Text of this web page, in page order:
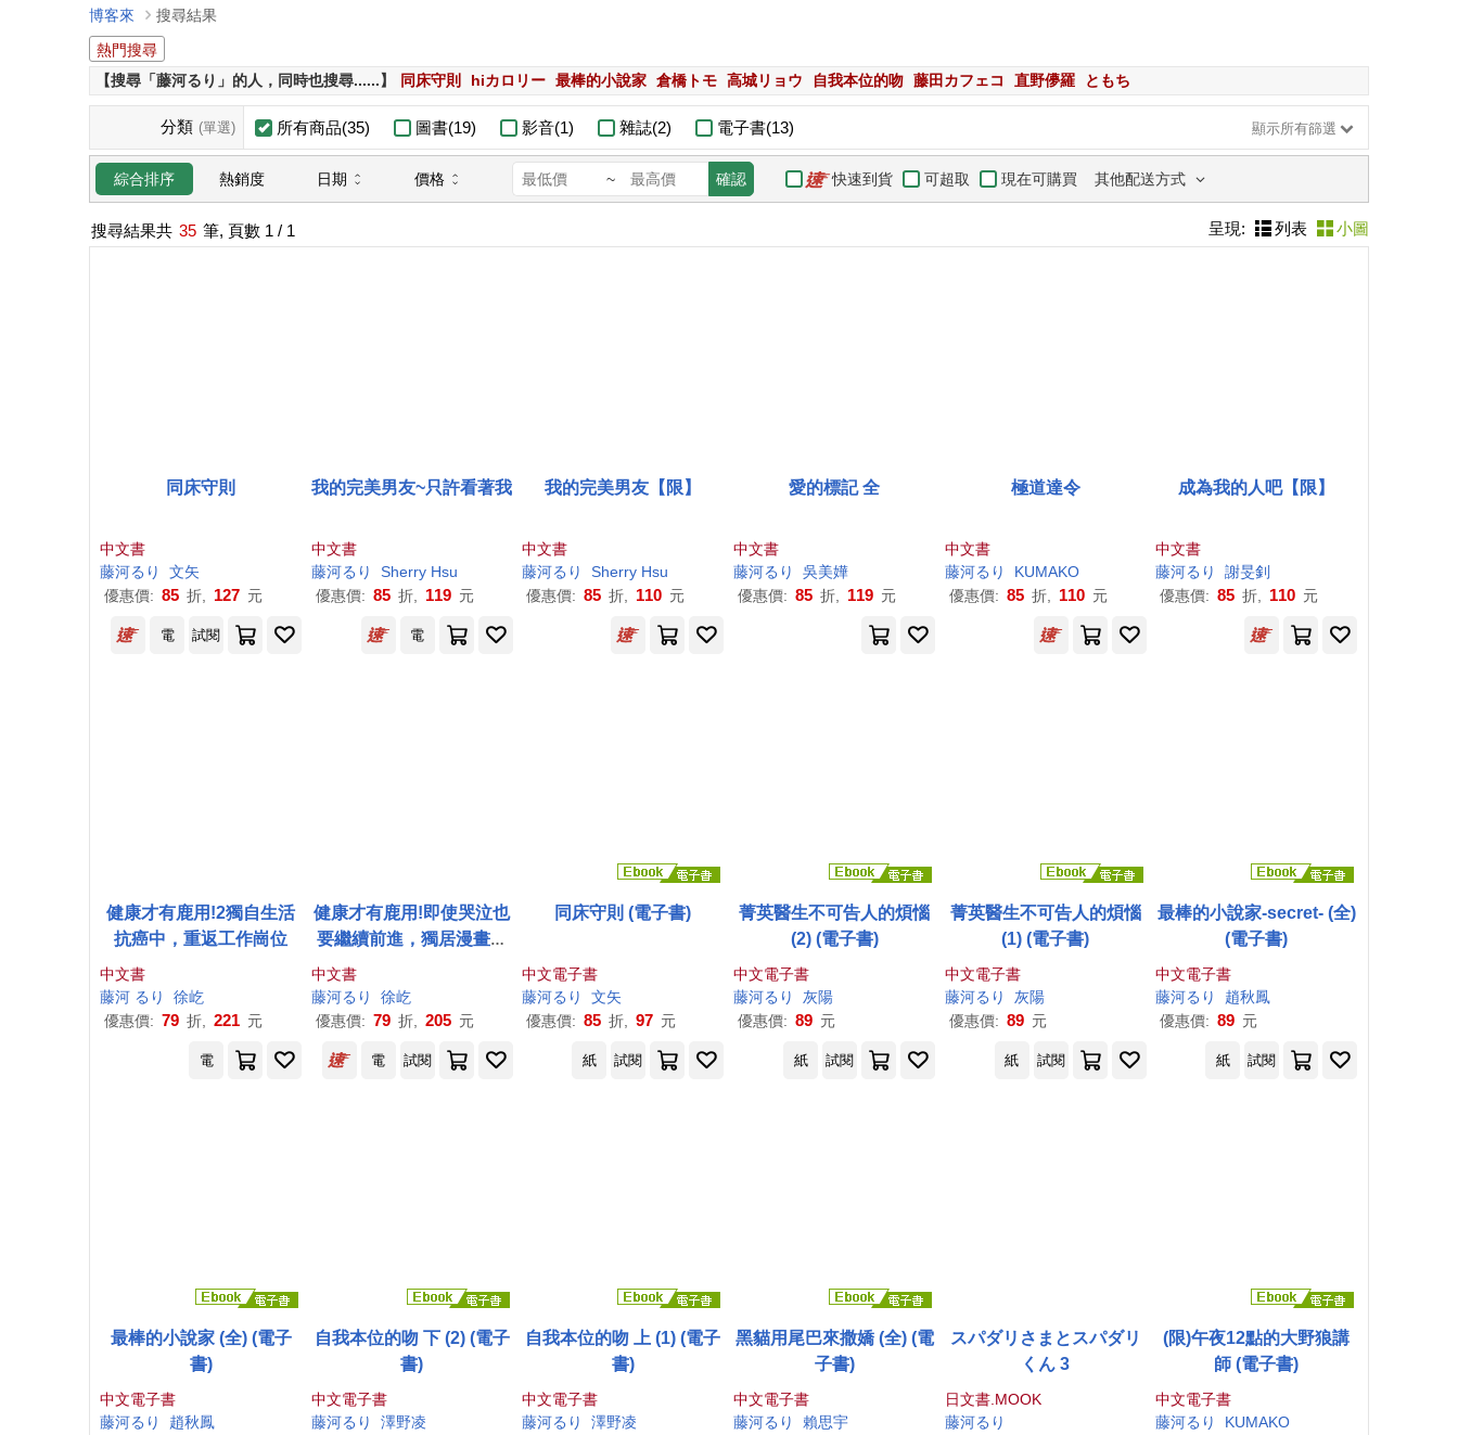
博客來
搜尋結果
熱門搜尋
【搜尋「藤河るり」的人，同時也搜尋......】
同床守則 hiカロリー 最棒的小說家 倉橋トモ 高城リョウ 自我本位的吻 藤田カフェコ 直野儚羅 ともち
分類 (單選) 所有商品(35) 圖書(19) 影音(1) 雜誌(2) 電子書(13) 顯示所有篩選
綜合排序 熱銷度 日期 價格 ~ 確認 快速到貨 可超取 現在可購買 其他配送方式
搜尋結果共 35 筆, 頁數 1 / 1 呈現: 列表 小圖
同床守則
中文書
藤河る り
文矢
優惠價: 85 折, 127 元
我的完美男友~只許看著我
中文書
藤河る り
Sherry Hsu
優惠價: 85 折, 119 元
我的完美男友【限】
中文書
藤河る り
Sherry Hsu
優惠價: 85 折, 110 元
愛的標記 全
中文書
藤河る り
吳美嬅
優惠價: 85 折, 119 元
極道達令
中文書
藤河る り
KUMAKO
優惠價: 85 折, 110 元
成為我的人吧【限】
中文書
藤河る り
謝旻釗
優惠價: 85 折, 110 元
電 試閱 電
健康才有鹿用!2獨自生活
抗癌中，重返工作崗位
中文書
藤河 る り
徐屹
優惠價: 79 折, 221 元
健康才有鹿用!即使哭泣也
要繼續前進，獨居漫畫家
中文書
藤河る り
徐屹
優惠價: 79 折, 205 元
同床守則 (電子書)
中文電子書
藤河る り
文矢
優惠價: 85 折, 97 元
菁英醫生不可告人的煩惱
(2) (電子書)
中文電子書
藤河る り
灰陽
優惠價: 89 元
菁英醫生不可告人的煩惱
(1) (電子書)
中文電子書
藤河る り
灰陽
優惠價: 89 元
最棒的小說家-secret- (全)
(電子書)
中文電子書
藤河る り
趙秋鳳
優惠價: 89 元
電 電 試閱 紙 試閱 紙 試閱 紙 試閱 紙 試閱
最棒的小說家 (全) (電子
書)
中文電子書
藤河る り
趙秋鳳
自我本位的吻 下 (2) (電子
書)
中文電子書
藤河る り
澤野凌
自我本位的吻 上 (1) (電子
書)
中文電子書
藤河る り
澤野凌
黑貓用尾巴來撒嬌 (全) (電
子書)
中文電子書
藤河る り
賴思宇
スパダリさまとスパダリ
くん 3
日文書.MOOK
藤河る り
(限)午夜12點的大野狼講
師 (電子書)
中文電子書
藤河る り
KUMAKO